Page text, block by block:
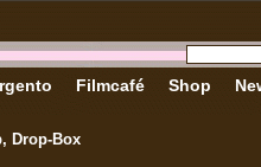
Drop-Box
Filmcafé Shop